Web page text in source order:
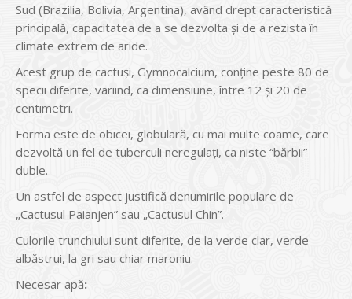
Sud (Brazilia, Bolivia, Argentina), având drept caracteristică
principală, capacitatea de a se dezvolta şi de a rezista în
climate extrem de aride.
Acest grup de cactuşi, Gymnocalcium, conţine peste 80 de
specii diferite, variind, ca dimensiune, între 12 şi 20 de
centimetri.
Forma este de obicei, globulară, cu mai multe coame, care
dezvoltă un fel de tuberculi neregulaţi, ca niste “bărbii”
duble.
Un astfel de aspect justifică denumirile populare de
„Cactusul Paianjen” sau „Cactusul Chin”.
Culorile trunchiului sunt diferite, de la verde clar, verde-
albăstrui, la gri sau chiar maroniu.
Necesar apă: